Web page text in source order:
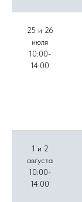
25 и 26
июля
10:00-
14:00
1 и 2
августа
10:00-
14:00